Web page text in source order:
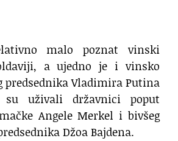
malo poznat vinski
a ujedno je i vinsko
predsednika Vladimira Putina
uživali državnici poput
Angele Merkel i bivšeg
Džoa Bajdena.